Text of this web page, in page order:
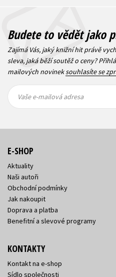
Budete to vědět jako
Zajímá Vás, jaký knižní hit právě
sleva, jaká běží soutěž o ceny?
mailových novineksouhlasíte se
mailová
mailová
Vaše e-mailová adresa
E-SHOP
Aktuality
Naši autoři
Obchodní podmínky
Jak nakoupit
Doprava a platba
Benefitní a slevové programy
KONTAKTY
Kontakt na e-shop
Sídlo společnosti